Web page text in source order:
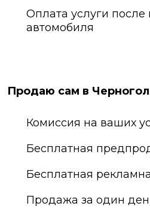
Оплата услуги
автомобиля
Продаю сам в
Комиссия на ваших
Бесплатная
Бесплатная
Продажа за один